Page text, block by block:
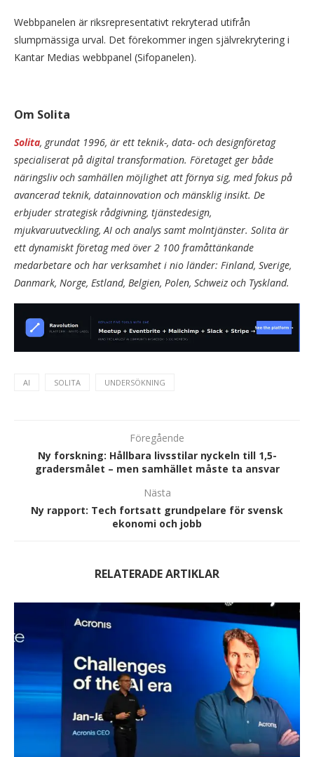
Webbpanelen är riksrepresentativt rekryterad utifrån
slumpmässiga urval. Det förekommer ingen självrekrytering i
Kantar Medias webbpanel (Sifopanelen).
Om Solita
Solita, grundat 1996, är ett teknik-, data- och designföretag
specialiserat på digital transformation. Företaget ger både
näringsliv och samhällen möjlighet att förnya sig, med fokus på
avancerad teknik, datainnovation och mänsklig insikt. De
erbjuder strategisk rådgivning, tjänstedesign,
mjukvaruutveckling, AI och analys samt molntjänster. Solita är
ett dynamiskt företag med över 2 100 framåttänkande
medarbetare och har verksamhet i nio länder: Finland, Sverige,
Danmark, Norge, Estland, Belgien, Polen, Schweiz och Tyskland.
AI SOLITA UNDERSÖKNING
Föregående
Ny forskning: Hållbara livsstilar nyckeln till 1,5-
gradersmålet – men samhället måste ta ansvar
Nästa
Ny rapport: Tech fortsatt grundpelare för svensk
ekonomi och jobb
RELATERADE ARTIKLAR